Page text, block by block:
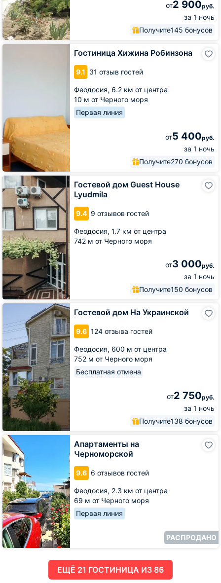
от2 900руб.
за 1 ночь
Получите145 бонусов
Гостиница Хижина Робинзона
9.1 31 отзыв гостей
Феодосия, 6.2 км от центра
10 м от Черного моря
Первая линия
от5 400руб.
за 1 ночь
Получите270 бонусов
Гостиница
Гостевой дом Guest House
Lyudmila
9.4 9 отзывов гостей
Феодосия, 1.7 км от центра
742 м от Черного моря
от3 000руб.
за 1 ночь
Получите150 бонусов
Гостевой
дом
Guest
House
Lyudmila
Гостевой дом На Украинской
9.6 124 отзыва гостей
Феодосия, 600 м от центра
752 м от Черного моря
Бесплатная отмена
от2 750руб.
за 1 ночь
Получите138 бонусов
Гостевой
На
Украинской
Апартаменты на
Черноморской
9.6 6 отзывов гостей
Феодосия, 2.3 км от центра
69 м от Черного моря
Первая линия
РАСПРОДАНО
Апартаменты
на
Черноморской
ЕЩË 21 ГОСТИНИЦА ИЗ 86